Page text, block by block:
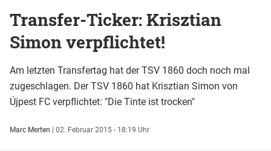
Transfer-Ticker: Krisztian
Simon verpflichtet!
Am letzten Transfertag hat der TSV 1860 doch noch mal
zugeschlagen. Der TSV 1860 hat Krisztian Simon von
Újpest FC verpflichtet: "Die Tinte ist trocken"
Marc Merten | 02. Februar 2015 - 18:19 Uhr